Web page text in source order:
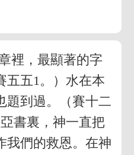
裡，最顯著的字
五五1。）水在本
題到過。（賽十二
書裏，神一直把
我們的救恩。在神